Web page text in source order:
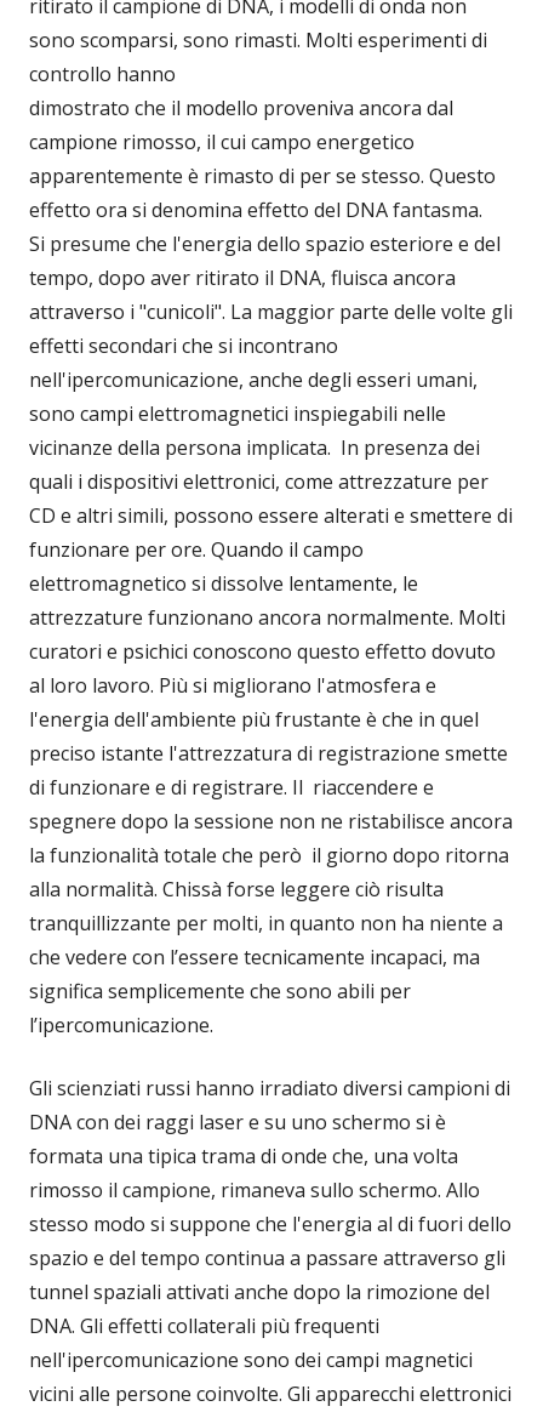
ritirato il campione di DNA, i modelli di onda non
sono scomparsi, sono rimasti. Molti esperimenti di
controllo hanno
dimostrato che il modello proveniva ancora dal
campione rimosso, il cui campo energetico
apparentemente è rimasto di per se stesso. Questo
effetto ora si denomina effetto del DNA fantasma.
Si presume che l'energia dello spazio esteriore e del
tempo, dopo aver ritirato il DNA, fluisca ancora
attraverso i "cunicoli". La maggior parte delle volte gli
effetti secondari che si incontrano
nell'ipercomunicazione, anche degli esseri umani,
sono campi elettromagnetici inspiegabili nelle
vicinanze della persona implicata. In presenza dei
quali i dispositivi elettronici, come attrezzature per
CD e altri simili, possono essere alterati e smettere di
funzionare per ore. Quando il campo
elettromagnetico si dissolve lentamente, le
attrezzature funzionano ancora normalmente. Molti
curatori e psichici conoscono questo effetto dovuto
al loro lavoro. Più si migliorano l'atmosfera e
l'energia dell'ambiente più frustante è che in quel
preciso istante l'attrezzatura di registrazione smette
di funzionare e di registrare. Il riaccendere e
spegnere dopo la sessione non ne ristabilisce ancora
la funzionalità totale che però il giorno dopo ritorna
alla normalità. Chissà forse leggere ciò risulta
tranquillizzante per molti, in quanto non ha niente a
che vedere con l’essere tecnicamente incapaci, ma
significa semplicemente che sono abili per
l’ipercomunicazione.
Gli scienziati russi hanno irradiato diversi campioni di
DNA con dei raggi laser e su uno schermo si è
formata una tipica trama di onde che, una volta
rimosso il campione, rimaneva sullo schermo. Allo
stesso modo si suppone che l'energia al di fuori dello
spazio e del tempo continua a passare attraverso gli
tunnel spaziali attivati anche dopo la rimozione del
DNA. Gli effetti collaterali più frequenti
nell'ipercomunicazione sono dei campi magnetici
vicini alle persone coinvolte. Gli apparecchi elettronici